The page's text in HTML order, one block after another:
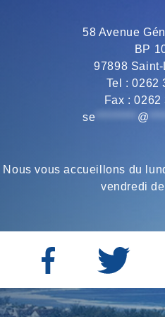
m
58 Avenue
BP
97898
Tel : 0262
Fax : 0262
se
@
Nous vous accueillons du
vendredi